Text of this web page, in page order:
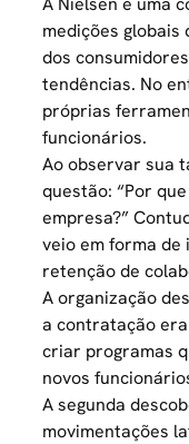
medições
dos
tendências. No
próprias
funcionários.
Ao observar sua
questão: “Por
empresa?”
veio em forma de
retenção de
A organização
a contratação
criar programas
novos
A segunda
movimentações